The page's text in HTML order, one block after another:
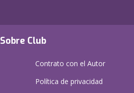
Sobre Club
Contrato con el Autor
Política de privacidad